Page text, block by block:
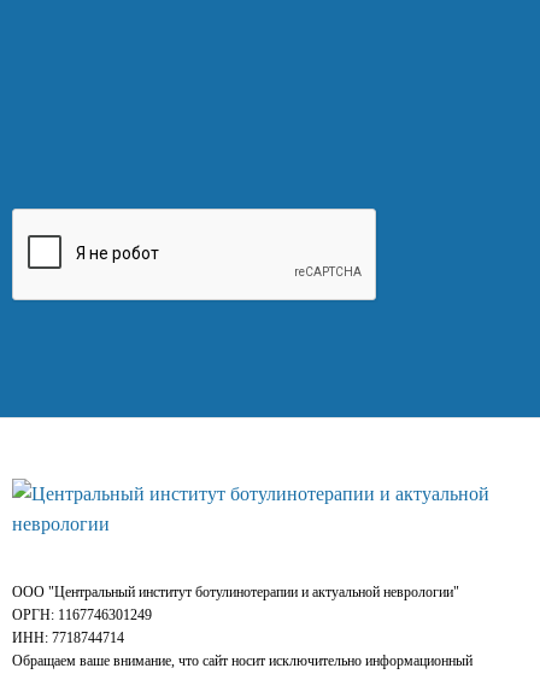
ООО "Центральный институт ботулинотерапии и актуальной неврологии"
ОРГН: 1167746301249
ИНН: 7718744714
Обращаем ваше внимание, что сайт носит исключительно информационный